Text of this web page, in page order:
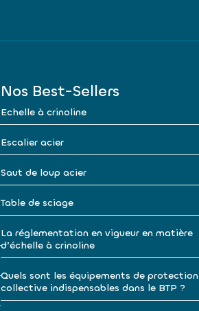
Nos Best-Sellers
Echelle à crinoline
Escalier acier
Saut de loup acier
Table de sciage
La réglementation en vigueur en matière
d’échelle à crinoline
Quels sont les équipements de protection
collective indispensables dans le BTP ?